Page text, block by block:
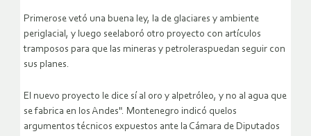
Primerose vetó una buena ley, la de glaciares y ambiente
periglacial, y luego seelaboró otro proyecto con artículos
tramposos para que las mineras y petroleraspuedan seguir con
sus planes.
El nuevo proyecto le dice sí al oro y alpetróleo, y no al agua que
se fabrica en los Andes". Montenegro indicó quelos
argumentos técnicos expuestos ante la Cámara de Diputados